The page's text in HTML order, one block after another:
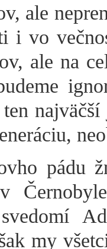
ale
i vo
ale na
najväčší
pádu
my